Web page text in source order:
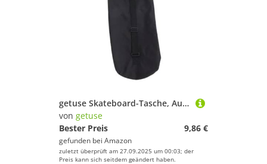
getuse Skateboard-Tasche, Aufbewahrung, Organizer, staubdichte Umhängetasche, praktische Tragetasche für Männer und Frauen, modisches Geschenk, 87 x 30 cm
von getuse
Bester Preis
9,86 €
gefunden bei Amazon
zuletzt überprüft am 27.09.2025 um 00:03; der
Preis kann sich seitdem geändert haben.